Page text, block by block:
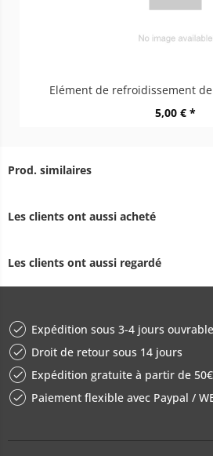
Elément de refroidissement
5,00 € *
Prod. similaires
Les clients ont aussi acheté
Les clients ont aussi regardé
Expédition sous 3-4 jours
Droit de retour sous 14 jours
Expédition gratuite à partir de 50€
Paiement flexible avec Paypal /